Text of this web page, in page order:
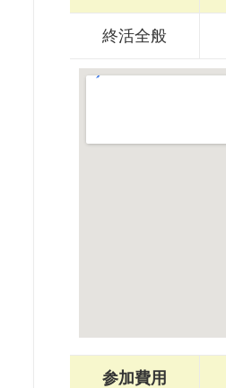
終活全般
参加費用